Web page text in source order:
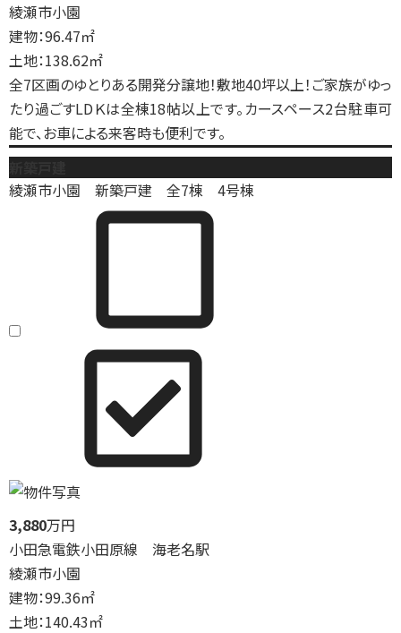
綾瀬市小園
建物：96.47㎡
土地：138.62㎡
全7区画のゆとりある開発分譲地！敷地40坪以上！ご家族がゆっ
たり過ごすLDＫは全棟18帖以上です。カースペース2台駐車可
能で、お車による来客時も便利です。
綾瀬市小園 新築戸建 全7棟 4号棟
3,880万円
小田急電鉄小田原線 海老名駅
綾瀬市小園
建物：99.36㎡
土地：140.43㎡